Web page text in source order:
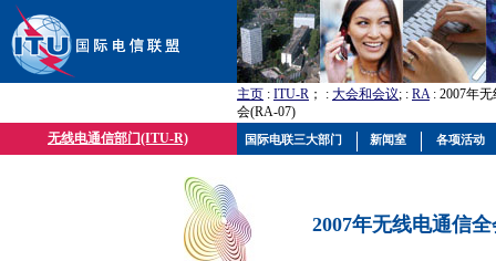
主页 : ITU-R ； : 大会和会议; : RA: 2007年
会(RA-07)
无线电通信部门(ITU-R)
2007年无线电通信
国际电联三大部门 新闻室 各项活动